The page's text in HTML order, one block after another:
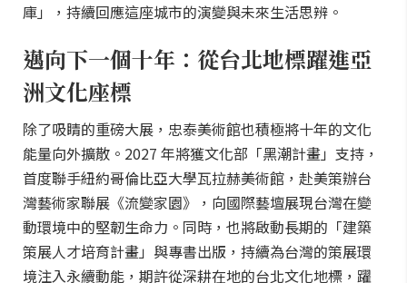
庫」，持續回應這座城市的演變與未來生活思辨。
邁向下一個十年：從台北地標躍進亞
洲文化座標
除了吸睛的重磅大展，忠泰美術館也積極將十年的文化
能量向外擴散。2027 年將獲文化部「黑潮計畫」支持，
首度聯手紐約哥倫比亞大學瓦拉赫美術館，赴美策辦台
灣藝術家聯展《流變家園》，向國際藝壇展現台灣在變
動環境中的堅韌生命力。同時，也將啟動長期的「建築
策展人才培育計畫」與專書出版，持續為台灣的策展環
境注入永續動能，期許從深耕在地的台北文化地標，躍